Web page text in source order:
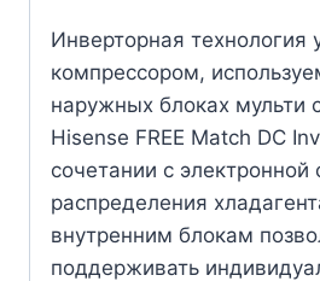
Инверторная технология
компрессором,
наружных блоках мульти
Hisense FREE Match DC
сочетании с электронной
распределения
внутренним блокам
поддерживать